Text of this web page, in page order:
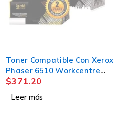
Toner Compatible Con Xerox
Phaser 6510 Workcentre
6515 CYAN
$371.20
Leer más